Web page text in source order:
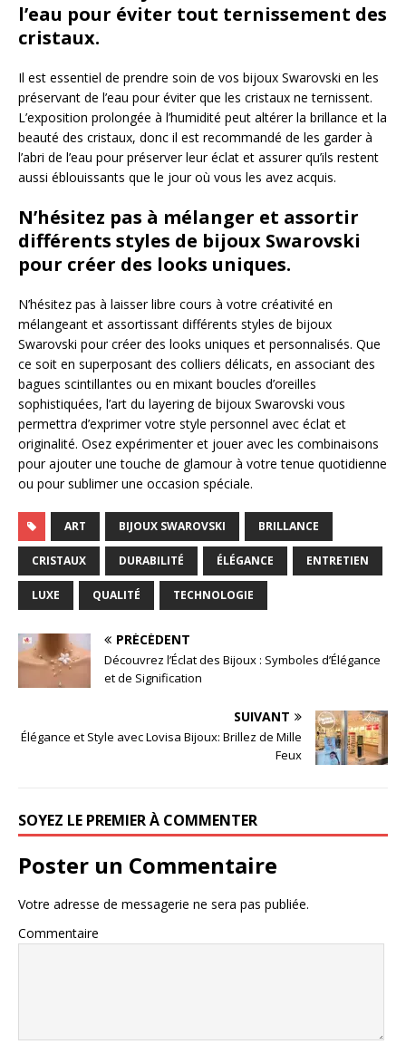
l’eau pour éviter tout ternissement des
cristaux.
Il est essentiel de prendre soin de vos bijoux Swarovski en les
préservant de l’eau pour éviter que les cristaux ne ternissent.
L’exposition prolongée à l’humidité peut altérer la brillance et la
beauté des cristaux, donc il est recommandé de les garder à
l’abri de l’eau pour préserver leur éclat et assurer qu’ils restent
aussi éblouissants que le jour où vous les avez acquis.
N’hésitez pas à mélanger et assortir
différents styles de bijoux Swarovski
pour créer des looks uniques.
N’hésitez pas à laisser libre cours à votre créativité en
mélangeant et assortissant différents styles de bijoux
Swarovski pour créer des looks uniques et personnalisés. Que
ce soit en superposant des colliers délicats, en associant des
bagues scintillantes ou en mixant boucles d’oreilles
sophistiquées, l’art du layering de bijoux Swarovski vous
permettra d’exprimer votre style personnel avec éclat et
originalité. Osez expérimenter et jouer avec les combinaisons
pour ajouter une touche de glamour à votre tenue quotidienne
ou pour sublimer une occasion spéciale.
ART BIJOUX SWAROVSKI BRILLANCE
CRISTAUX DURABILITÉ ÉLÉGANCE ENTRETIEN
LUXE QUALITÉ TECHNOLOGIE
PRÉCÉDENT
Découvrez l’Éclat des Bijoux : Symboles d’Élégance
et de Signification
SUIVANT
Élégance et Style avec Lovisa Bijoux: Brillez de Mille
Feux
SOYEZ LE PREMIER À COMMENTER
Poster un Commentaire
Votre adresse de messagerie ne sera pas publiée.
Commentaire